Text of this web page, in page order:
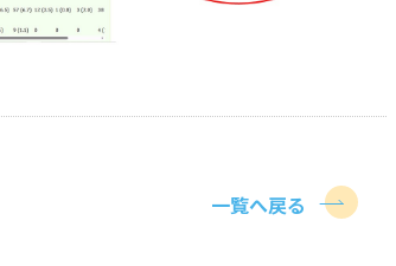
一覧へ戻る